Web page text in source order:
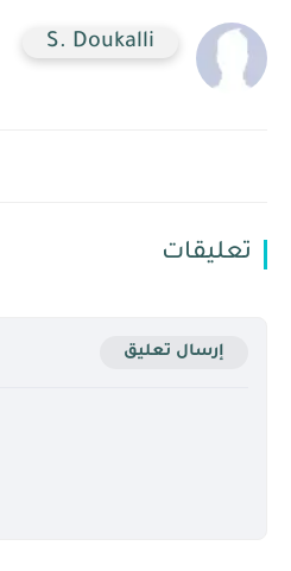
S. Doukalli
تعليقات
إرسال تعليق